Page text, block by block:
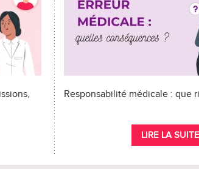
Responsabilité médicale : que
LIRE LA SUITE